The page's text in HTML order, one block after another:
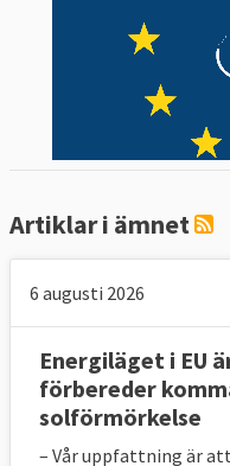
Artiklar i ämnet
6 augusti 2026
Energiläget i EU
förbereder
solförmörkelse
– Vår uppfattning är